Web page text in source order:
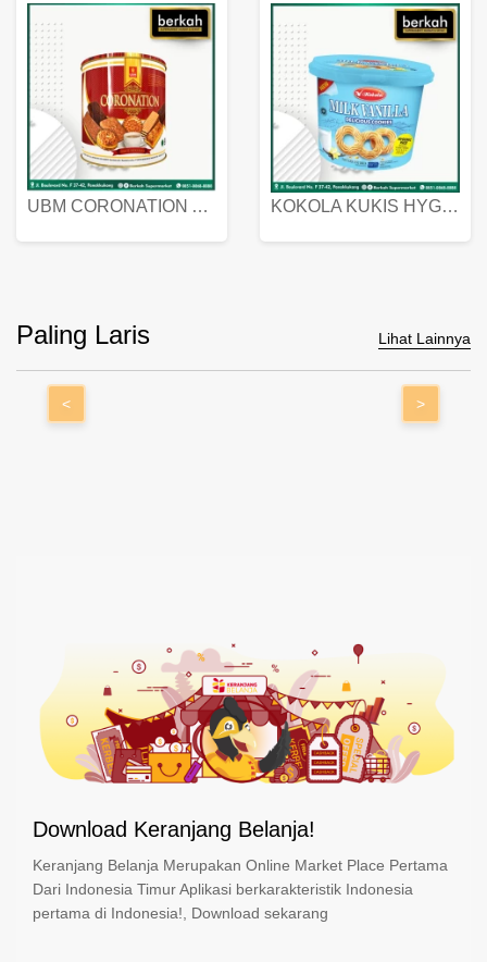
UBM CORONATION ASSORTED BISKUIT KALENG 450 GRAM KOKOLA KUKIS HYGIENIC MILK VANILLA PACK 320 GR
Paling Laris Lihat Lainnya
< >
Download Keranjang Belanja!
Keranjang Belanja Merupakan Online Market Place Pertama
Dari Indonesia Timur Aplikasi berkarakteristik Indonesia
pertama di Indonesia!, Download sekarang